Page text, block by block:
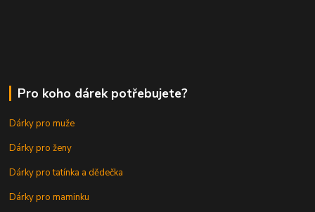
Pro koho dárek potřebujete?
Dárky pro muže
Dárky pro ženy
Dárky pro tatínka a dědečka
Dárky pro maminku